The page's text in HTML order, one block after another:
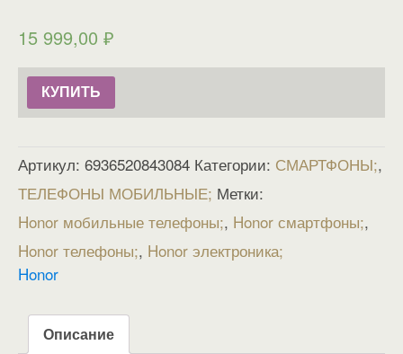
15 999,00 ₽
КУПИТЬ
Артикул: 6936520843084 Категории: СМАРТФОНЫ ,
ТЕЛЕФОНЫ МОБИЛЬНЫЕ Метки:
Honor мобильные телефоны , Honor смартфоны ,
Honor телефоны , Honor электроника
Honor
Описание